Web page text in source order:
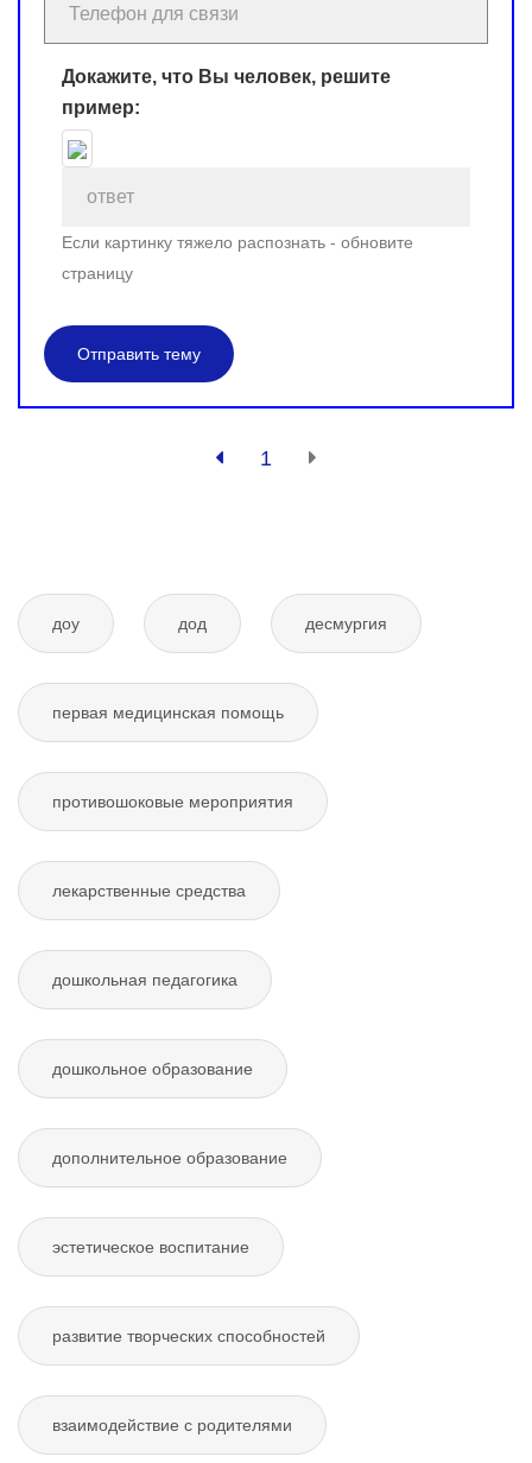
Докажите, что Вы человек, решите
пример:
Если картинку тяжело распознать - обновите
страницу
Отправить тему
1
доу дод десмургия
первая медицинская помощь
противошоковые мероприятия
лекарственные средства
дошкольная педагогика
дошкольное образование
дополнительное образование
эстетическое воспитание
развитие творческих способностей
взаимодействие с родителями